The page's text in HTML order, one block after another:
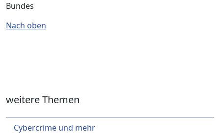
Bundes
Nach oben
weitere Themen
Cybercrime und mehr